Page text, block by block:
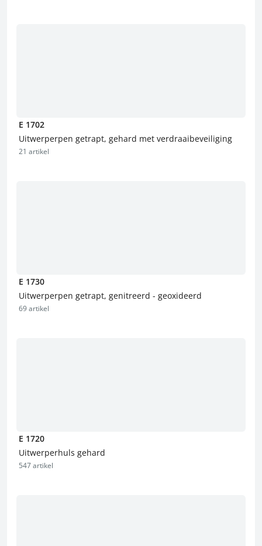
E 1702
Uitwerperpen getrapt, gehard met verdraaibeveiliging
21 artikel
E 1730
Uitwerperpen getrapt, genitreerd - geoxideerd
69 artikel
E 1720
Uitwerperhuls gehard
547 artikel